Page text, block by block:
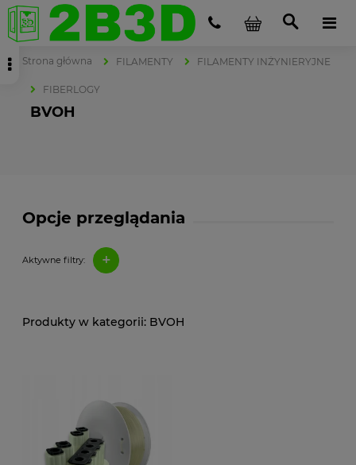
Strona główna FILAMENTY FILAMENTY INŻYNIERYJNE
FIBERLOGY
BVOH
Opcje przeglądania
Aktywne filtry: +
BVOH